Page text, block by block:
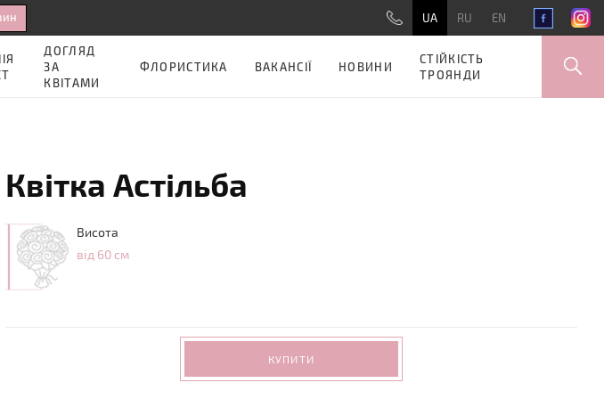
UA RU EN
ДОГЛЯД
ЗА
КВІТАМИ
ФЛОРИСТИКА ВАКАНСІЇ НОВИНИ
СТІЙКІСТЬ
ТРОЯНДИ
Квітка Астільба
Висота
від 60 см
КУПИТИ